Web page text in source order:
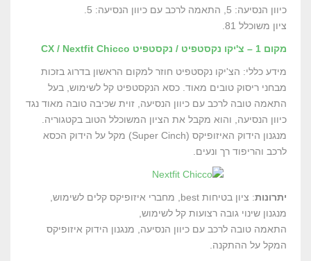
כיוון הנסיעה: 5, התאמה לרכב עם כיוון הנסיעה: 5.
ציון משוכלל 81.
מקום 1 – צ'יקו נקסטפיט / נקסטפיט CX / Nextfit Chicco
מידע כללי: הצ'יקו נקסטפיט חוזר למקום הראשון בדרוג בזכות
מבחני ריסוק טובים מאוד. כסא הנקסטפיט קל לשימוש, בעל
התאמה טובה לרכב עם כיוון הנסיעה, זוית שכיבה טובה מאוד נגד
כיוון הנסיעה, והוא מקבל את הציון המשוכלל הטוב בקטגוריה.
מנגנון הידוק האיזופיקס (Super Cinch) מקל על הידוק הכסא
לרכב והריפוד רך ונעים.
יתרונות
: ציון בטיחות best, מחברי איזופיקס קלים לשימוש,
מנגנון שינוי גובה רצועות קל לשימוש,
התאמה טובה לרכב עם כיוון הנסיעה, מנגנון הידוק איזופיקס
המקל על ההתקנה.